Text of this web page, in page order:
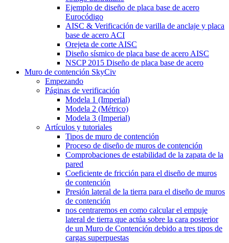
Ejemplo de diseño de placa base de acero
Eurocódigo
AISC & Verificación de varilla de anclaje y placa
base de acero ACI
Orejeta de corte AISC
Diseño sísmico de placa base de acero AISC
NSCP 2015 Diseño de placa base de acero
Muro de contención SkyCiv
Empezando
Páginas de verificación
Modela 1 (Imperial)
Modela 2 (Métrico)
Modela 3 (Imperial)
Artículos y tutoriales
Tipos de muro de contención
Proceso de diseño de muros de contención
Comprobaciones de estabilidad de la zapata de la
pared
Coeficiente de fricción para el diseño de muros
de contención
Presión lateral de la tierra para el diseño de muros
de contención
nos centraremos en como calcular el empuje
lateral de tierra que actúa sobre la cara posterior
de un Muro de Contención debido a tres tipos de
cargas superpuestas